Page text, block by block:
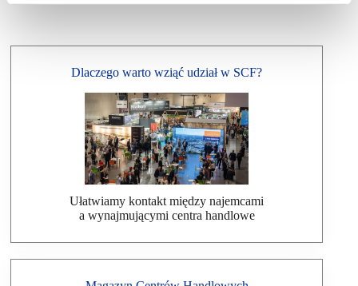
Dlaczego warto wziąć udział w SCF?
Ułatwiamy kontakt między najemcami
a wynajmującymi centra handlowe